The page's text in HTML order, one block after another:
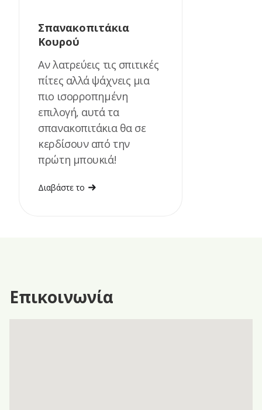
Σπανακοπιτάκια
Κουρού
Αν λατρεύεις τις σπιτικές
πίτες αλλά ψάχνεις μια
πιο ισορροπημένη
επιλογή, αυτά τα
σπανακοπιτάκια θα σε
κερδίσουν από την
πρώτη μπουκιά!
Διαβάστε το
Επικοινωνία